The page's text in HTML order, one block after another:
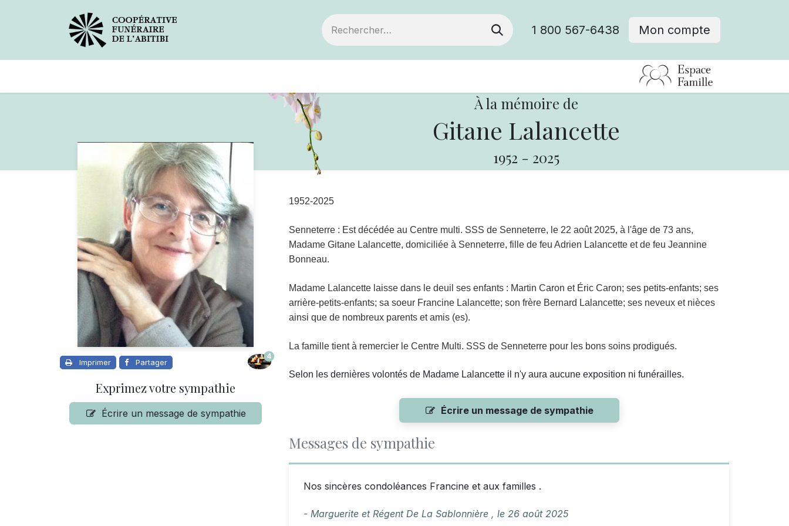
1 800 567-6438 Mon compte
À la mémoire de
Gitane Lalancette
1952 - 2025
Imprimer Partager
4
Exprimez votre sympathie
Écrire un message de sympathie
1952-2025
Senneterre : Est décédée au Centre multi. SSS de Senneterre, le 22 août 2025, à l'âge de 73 ans,
Madame Gitane Lalancette, domiciliée à Senneterre, fille de feu Adrien Lalancette et de feu Jeannine
Bonneau.
Madame Lalancette laisse dans le deuil ses enfants : Martin Caron et Éric Caron; ses petits-enfants; ses
arrière-petits-enfants; sa soeur Francine Lalancette; son frère Bernard Lalancette; ses neveux et nièces
ainsi que de nombreux parents et amis (es).
La famille tient à remercier le Centre Multi. SSS de Senneterre pour les bons soins prodigués.
Selon les dernières volontés de Madame Lalancette il n'y aura aucune exposition ni funérailles.
Écrire un message de sympathie
Messages de sympathie
Nos sincères condoléances Francine et aux familles .
- Marguerite et Régent De La Sablonnière , le 26 août 2025